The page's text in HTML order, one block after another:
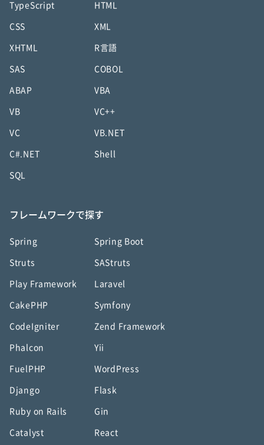
TypeScript HTML
CSS XML
XHTML R言語
SAS COBOL
ABAP VBA
VB VC++
VC VB.NET
C#.NET Shell
SQL
フレームワークで探す
Spring Spring Boot
Struts SAStruts
Play Framework Laravel
CakePHP Symfony
CodeIgniter Zend Framework
Phalcon Yii
FuelPHP WordPress
Django Flask
Ruby on Rails Gin
Catalyst React